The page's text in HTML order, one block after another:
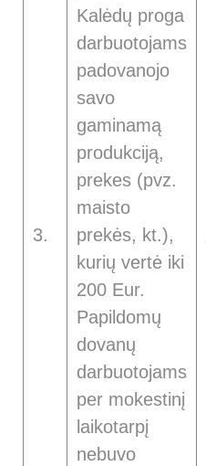
3.
Kalėdų proga
darbuotojams
padovanojo
savo
gaminamą
produkciją,
prekes (pvz.
maisto
prekės, kt.),
kurių vertė iki
200 Eur.
Papildomų
dovanų
darbuotojams
per mokestinį
laikotarpį
nebuvo